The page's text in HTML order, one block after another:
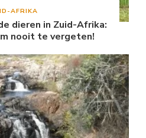
AFRIKA
dieren in Zuid-Afrika:
nooit te vergeten!